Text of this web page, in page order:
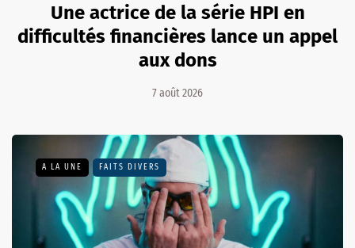
Une actrice de la série HPI en
difficultés financières lance un appel
aux dons
7 août 2026
A LA UNE FAITS DIVERS